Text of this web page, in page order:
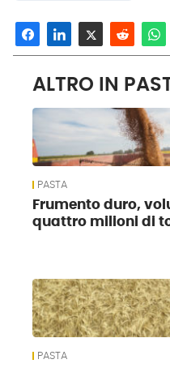
ALTRO IN
PASTA
Frumento duro,
quattro milioni di
PASTA